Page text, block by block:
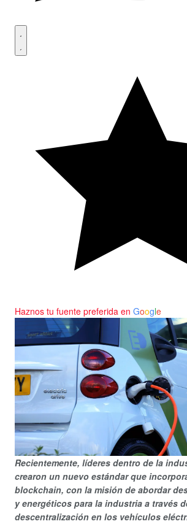
Haznos tu fuente preferida en Google
Recientemente, líderes dentro de la
crearon un nuevo estándar que
blockchain, con la misión de abordar
y energéticos para la industria a través
descentralización en los vehículos